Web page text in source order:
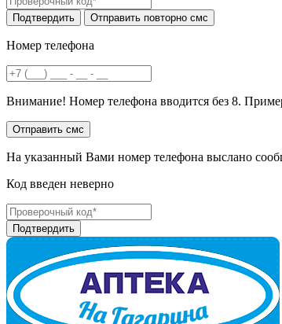
Номер телефона
Внимание! Номер телефона вводится без 8.
На указанный Вами номер телефона выслано
Код введен неверно